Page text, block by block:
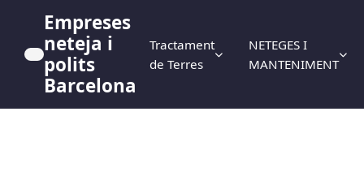
Empreses
neteja i
polits
Barcelona
Tractament
de Terres
NETEGES I
MANTENIMENT